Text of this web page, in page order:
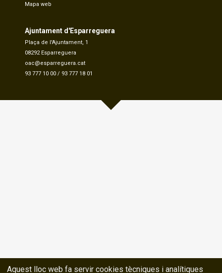
Mapa web
Ajuntament d'Esparreguera
Plaça de l'Ajuntament, 1
08292 Esparreguera
oac@esparreguera.cat
93 777 10 00 / 93 777 18 01
Aquest lloc web fa servir cookies tècniques i analítiques